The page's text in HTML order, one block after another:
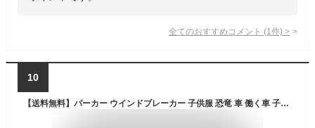
全てのおすすめコメント (1 件) >
10
【送料無料】パーカー ウインドブレーカー 子供服 恐竜 車 働く車 子ども 子ども服 キッズ 男の子 フード付き ジップアップ 裏地メッシュ ウィンドブレーカー ナイロン 上着 アウター キッズ こども 男の子 女の子 ボーイズ ガールズ 乗り物 保育園 薄手 アウター